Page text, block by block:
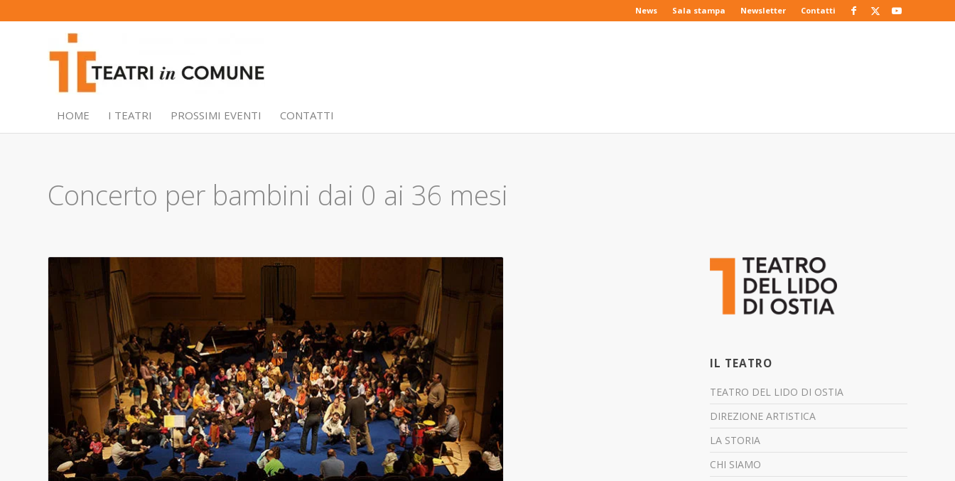
News Sala stampa Newsletter Contatti
HOME I TEATRI PROSSIMI EVENTI CONTATTI
Concerto per bambini dai 0 ai 36 mesi
IL TEATRO
TEATRO DEL LIDO DI OSTIA
DIREZIONE ARTISTICA
LA STORIA
CHI SIAMO